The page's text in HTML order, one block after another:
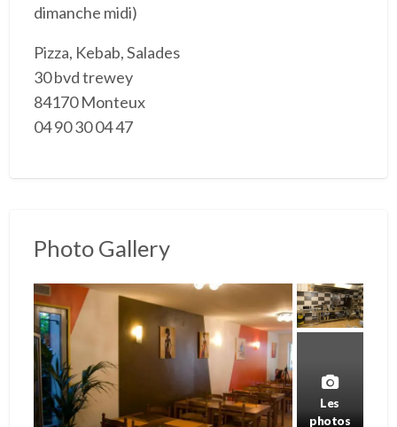
dimanche midi)
Pizza, Kebab, Salades
30 bvd trewey
84170 Monteux
04 90 30 04 47
Photo Gallery
Les
photos